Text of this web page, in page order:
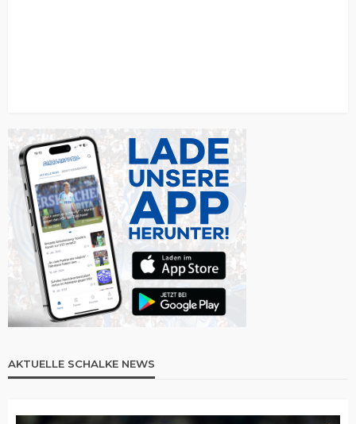
AKTUELLE SCHALKE NEWS